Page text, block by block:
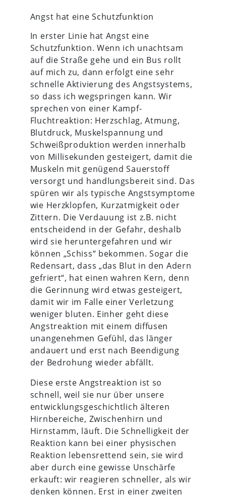
Angst hat eine Schutzfunktion
In erster Linie hat Angst eine
Schutzfunktion. Wenn ich unachtsam
auf die Straße gehe und ein Bus rollt
auf mich zu, dann erfolgt eine sehr
schnelle Aktivierung des Angstsystems,
so dass ich wegspringen kann. Wir
sprechen von einer Kampf-
Fluchtreaktion: Herzschlag, Atmung,
Blutdruck, Muskelspannung und
Schweißproduktion werden innerhalb
von Millisekunden gesteigert, damit die
Muskeln mit genügend Sauerstoff
versorgt und handlungsbereit sind. Das
spüren wir als typische Angstsymptome
wie Herzklopfen, Kurzatmigkeit oder
Zittern. Die Verdauung ist z.B. nicht
entscheidend in der Gefahr, deshalb
wird sie heruntergefahren und wir
können „Schiss“ bekommen. Sogar die
Redensart, dass „das Blut in den Adern
gefriert“, hat einen wahren Kern, denn
die Gerinnung wird etwas gesteigert,
damit wir im Falle einer Verletzung
weniger bluten. Einher geht diese
Angstreaktion mit einem diffusen
unangenehmen Gefühl, das länger
andauert und erst nach Beendigung
der Bedrohung wieder abfällt.
Diese erste Angstreaktion ist so
schnell, weil sie nur über unsere
entwicklungsgeschichtlich älteren
Hirnbereiche, Zwischenhirn und
Hirnstamm, läuft. Die Schnelligkeit der
Reaktion kann bei einer physischen
Reaktion lebensrettend sein, sie wird
aber durch eine gewisse Unschärfe
erkauft: wir reagieren schneller, als wir
denken können. Erst in einer zweiten